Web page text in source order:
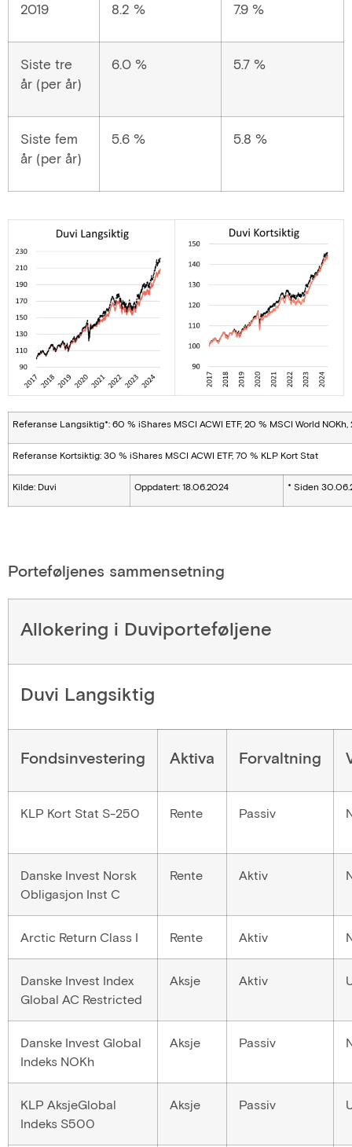
2019 8.2 % 7.9 %
Siste tre
år (per år)
6.0 % 5.7 %
Siste fem
år (per år)
5.6 % 5.8 %
Referanse Langsiktig*: 60 % iShares MSCI ACWI ETF, 20 % MSCI World
Referanse Kortsiktig: 30 % iShares MSCI ACWI ETF, 70 % KLP Kort Stat
Kilde: Duvi Oppdatert: 18.06.2024 * Siden
Porteføljenes sammensetning
Allokering i Duviporteføljene
Duvi Langsiktig
Fondsinvestering Aktiva Forvaltning
KLP Kort Stat S-250 Rente Passiv
Danske Invest Norsk
Obligasjon Inst C
Rente Aktiv
Arctic Return Class I Rente Aktiv
Danske Invest Index
Global AC Restricted
Aksje Aktiv
Danske Invest Global
Indeks NOKh
Aksje Passiv
KLP AksjeGlobal
Indeks S500
Aksje Passiv